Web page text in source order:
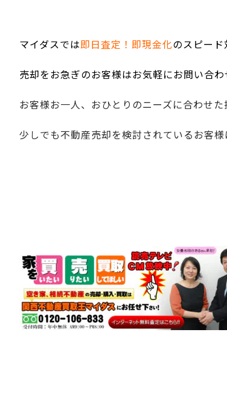
マイダスでは即日査定！即現金化のスピー
売却をお急ぎのお客様はお気軽にお問い合
お客様お一人、おひとりのニーズに合わせ
少しでも不動産売却を検討されているお客